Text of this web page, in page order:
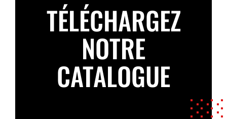
TÉLÉCHARGEZ
NOTRE
CATALOGUE